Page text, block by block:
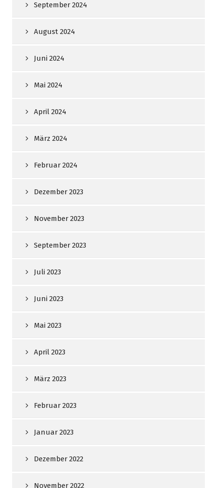
September 2024
August 2024
Juni 2024
Mai 2024
April 2024
März 2024
Februar 2024
Dezember 2023
November 2023
September 2023
Juli 2023
Juni 2023
Mai 2023
April 2023
März 2023
Februar 2023
Januar 2023
Dezember 2022
November 2022